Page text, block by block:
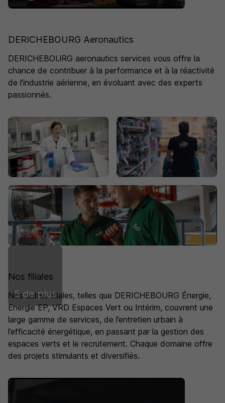
DERICHEBOURG Aeronautics
DERICHEBOURG aeronautics services vous offre la
chance de contribuer à la performance et à la réactivité
de l’industrie aérienne, en évoluant avec des experts
passionnés.
5 de plus
Nos filiales
Nos autres filiales, telles que DERICHEBOURG Énergie,
Energie EP, VRD Espaces Vert ou Intérim, couvrent une
large gamme de services, de l’entretien urbain à
l’efficacité énergétique, en passant par la gestion des
espaces verts et le recrutement. Chaque domaine offre
des projets stimulants et diversifiés.